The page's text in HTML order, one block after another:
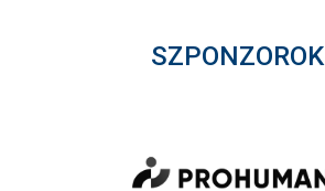
SZPONZOROK